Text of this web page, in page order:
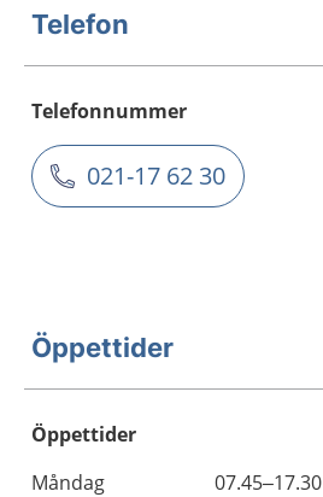
Telefon
Telefonnummer
021-17 62 30
Öppettider
Öppettider
Dag
Öppettider
Kommentarer
Måndag
07.45–17.30